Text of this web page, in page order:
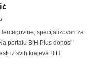
specijalizovan za
portalu BiH Plus donosi
iz svih krajeva BiH.